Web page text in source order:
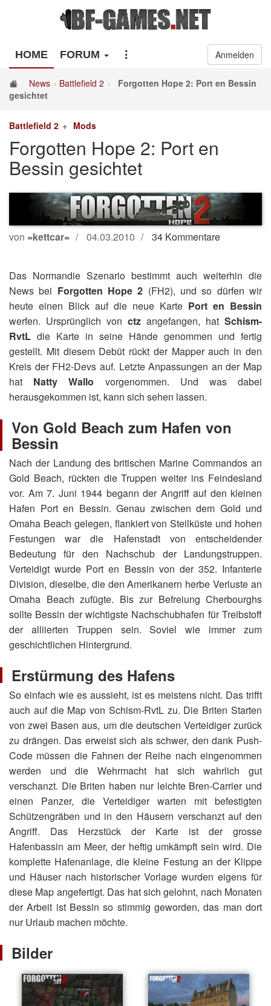
HOME FORUM Anmelden
News Battlefield 2
Forgotten Hope 2: Port en Bessin
gesichtet
Battlefield 2 Mods
Forgotten Hope 2: Port en
Bessin gesichtet
von =kettcar= 04.03.2010 34 Kommentare
Das Normandie Szenario bestimmt auch weiterhin die
News bei Forgotten Hope 2 (FH2), und so dürfen wir
heute einen Blick auf die neue Karte Port en Bessin
werfen. Ursprünglich von ctz angefangen, hat Schism-
RvtL die Karte in seine Hände genommen und fertig
gestellt. Mit diesem Debüt rückt der Mapper auch in den
Kreis der FH2-Devs auf. Letzte Anpassungen an der Map
hat Natty Wallo vorgenommen. Und was dabei
herausgekommen ist, kann sich sehen lassen.
Von Gold Beach zum Hafen von
Bessin
Nach der Landung des britischen Marine Commandos an
Gold Beach, rückten die Truppen weiter ins Feindesland
vor. Am 7. Juni 1944 begann der Angriff auf den kleinen
Hafen Port en Bessin. Genau zwischen dem Gold und
Omaha Beach gelegen, flankiert von Steilküste und hohen
Festungen war die Hafenstadt von entscheidender
Bedeutung für den Nachschub der Landungstruppen.
Verteidigt wurde Port en Bessin von der 352. Infanterie
Division, dieselbe, die den Amerikanern herbe Verluste an
Omaha Beach zufügte. Bis zur Befreiung Cherbourghs
sollte Bessin der wichtigste Nachschubhafen für Treibstoff
der alliierten Truppen sein. Soviel wie immer zum
geschichtlichen Hintergrund.
Erstürmung des Hafens
So einfach wie es aussieht, ist es meistens nicht. Das trifft
auch auf die Map von Schism-RvtL zu. Die Briten Starten
von zwei Basen aus, um die deutschen Verteidiger zurück
zu drängen. Das erweist sich als schwer, den dank Push-
Code müssen die Fahnen der Reihe nach eingenommen
werden und die Wehrmacht hat sich wahrlich gut
verschanzt. Die Briten haben nur leichte Bren-Carrier und
einen Panzer, die Verteidiger warten mit befestigten
Schützengräben und in den Häusern verschanzt auf den
Angriff. Das Herzstück der Karte ist der grosse
Hafenbassin am Meer, der heftig umkämpft sein wird. Die
komplette Hafenanlage, die kleine Festung an der Klippe
und Häuser nach historischer Vorlage wurden eigens für
diese Map angefertigt. Das hat sich gelohnt, nach Monaten
der Arbeit ist Bessin so stimmig geworden, das man dort
nur Urlaub machen möchte.
Bilder